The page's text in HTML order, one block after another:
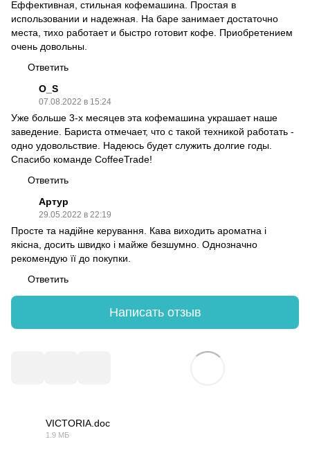
Еффективная, стильная кофемашина. Простая в
использовании и надежная. На баре занимает достаточно
места, тихо работает и быстро готовит кофе. Приобретением
очень довольны.
Ответить
O_S
07.08.2022 в 15:24
Уже больше 3-х месяцев эта кофемашина украшает наше
заведение. Бариста отмечает, что с такой техникой работать -
одно удовольствие. Надеюсь будет служить долгие годы.
Спасибо команде CoffeeTrade!
Ответить
Артур
29.05.2022 в 22:19
Просте та надійне керування. Кава виходить ароматна і
якісна, досить швидко і майже безшумно. Однозначно
рекомендую її до покупки.
Ответить
Написать отзыв
VICTORIA.doc
1.9 МБ